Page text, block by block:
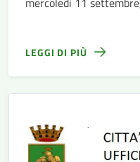
LEGGI DI PIÙ